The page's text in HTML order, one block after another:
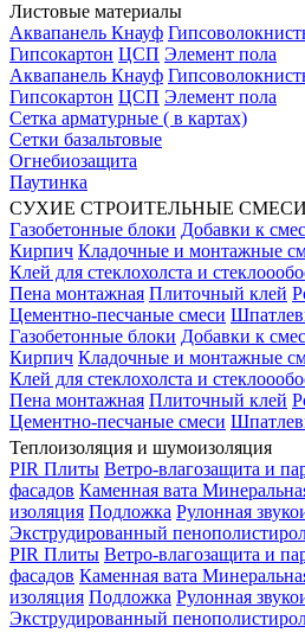
Листовые материалы
Аквапанель Кнауф
Гипсокартон ЦСП Элемент пола
Аквапанель Кнауф
Гипсокартон ЦСП Элемент пола
Сетка арматурные ( в картах)
Сетки базальтовые
Огнебиозащита
Паутинка
СУХИЕ СТРОИТЕЛЬНЫЕ СМЕСИ
Газобетонные блоки Добавки к
Кирпич Кладочные и монтажные
Клей для стеклохолста и
Пена монтажная Плиточный клей
Цементно-песчаные смеси
Газобетонные блоки Добавки к
Кирпич Кладочные и монтажные
Клей для стеклохолста и
Пена монтажная Плиточный клей
Цементно-песчаные смеси
Теплоизоляция и шумоизоляция
PIR Плиты Ветро-влагозащита и
фасадов Каменная вата
изоляция Подложка Рулонная
Экструдированный
PIR Плиты Ветро-влагозащита и
фасадов Каменная вата
изоляция Подложка Рулонная
Экструдированный